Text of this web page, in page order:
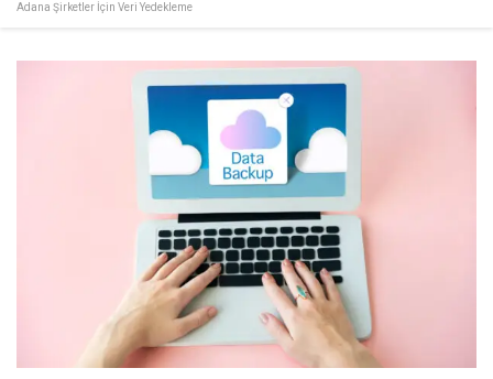
Adana Şirketler İçin Veri Yedekleme